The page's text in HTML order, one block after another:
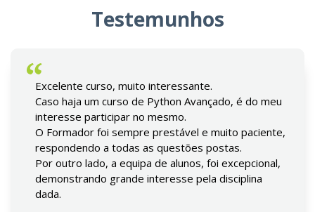
Testemunhos
Excelente curso, muito interessante.
Caso haja um curso de Python Avançado, é do meu
interesse participar no mesmo.
O Formador foi sempre prestável e muito paciente,
respondendo a todas as questões postas.
Por outro lado, a equipa de alunos, foi excepcional,
demonstrando grande interesse pela disciplina
dada.